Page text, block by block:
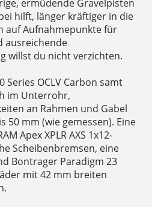
ermüdende Gravelpisten
hilft, länger kräftiger in die
auf Aufnahmepunkte für
ausreichende
willst du nicht verzichten.
Series OCLV Carbon samt
im Unterrohr,
an Rahmen und Gabel
50 mm (wie gemessen). Eine
Apex XPLR AXS 1x12-
Scheibenbremsen, eine
Bontrager Paradigm 23
mit 42 mm breiten